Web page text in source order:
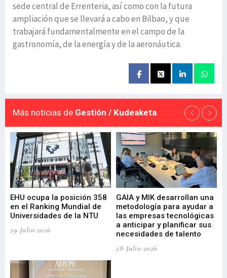
sede central de Errenteria, así como con la futura
ampliación que se llevará a cabo en Bilbao, y que
trabajará fundamentalmente en el campo de la
gastronomía, de la energía y de la aeronáutica.
Más noticias de Gestión / Kudeaketa
EHU ocupa la posición 358
en el Ranking Mundial de
Universidades de la NTU
29-Julio-2026
GAIA y MIK desarrollan una
metodología para ayudar a
las empresas tecnológicas
a anticipar y planificar sus
necesidades de talento
28-Julio-2026